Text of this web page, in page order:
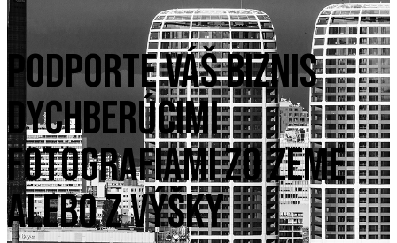
PODPORTE VÁŠ BIZNIS
DYCHBERÚCIMI
FOTOGRAFIAMI ZO ZEME
ALEBO Z VÝŠKY